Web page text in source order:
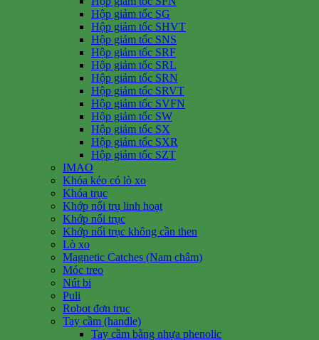
Hộp giảm tốc SG
Hộp giảm tốc SHVT
Hộp giảm tốc SNS
Hộp giảm tốc SRF
Hộp giảm tốc SRL
Hộp giảm tốc SRN
Hộp giảm tốc SRVT
Hộp giảm tốc SVFN
Hộp giảm tốc SW
Hộp giảm tốc SX
Hộp giảm tốc SXR
Hộp giảm tốc SZT
IMAO
Khóa kéo có lò xo
Khóa trục
Khớp nối trụ linh hoạt
Khớp nối trục
Khớp nối trục không cần then
Lò xo
Magnetic Catches (Nam châm)
Móc treo
Nút bi
Puli
Robot đơn trục
Tay cầm (handle)
Tay cầm bằng nhựa phenolic